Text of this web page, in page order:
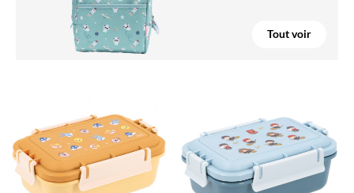
Tout voir